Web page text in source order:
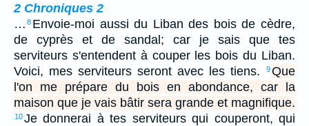
2 Chroniques 2
… 8 Envoie-moi aussi du Liban des bois de cèdre,
de cyprès et de sandal; car je sais que tes
serviteurs s'entendent à couper les bois du Liban.
Voici, mes serviteurs seront avec les tiens.
9Que
l'on me prépare du bois en abondance, car la
maison que je vais bâtir sera grande et magnifique.
10Je donnerai à tes serviteurs qui couperont, qui